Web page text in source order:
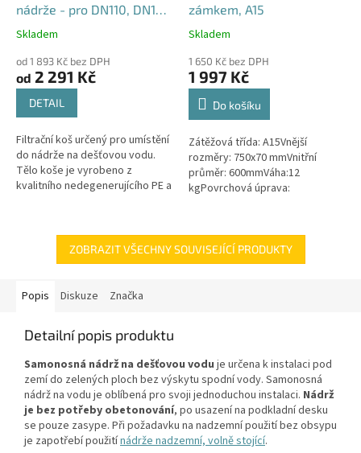
nádrže - pro DN110, DN125
i DN160
Průměrné
produktu
je
hvězdiček.
Skladem
od 1 893 Kč bez DPH
od 2 291 Kč
DETAIL
Filtrační koš určený pro umístění
do nádrže na dešťovou vodu.
Tělo koše je vyrobeno z
kvalitního nedegenerujícího PE a
zámkem, A15
Průměrné
produktu
je
4,5
hvězdiček.
Skladem
1 650 Kč bez DPH
1 997 Kč
Do košíku
Zátěžová třída: A15Vnější
rozměry: 750x70 mmVnitřní
průměr: 600mmVáha:12
kgPovrchová úprava:
vybaven 2 šrouby pro...
ZOBRAZIT VŠECHNY SOUVISEJÍCÍ PRODUKTY
Popis Diskuze Značka
Detailní popis produktu
Samonosná nádrž na dešťovou vodu je určena k instalaci pod
zemí do zelených ploch bez výskytu spodní vody. Samonosná
nádrž na vodu je oblíbená pro svoji jednoduchou instalaci. Nádrž
je bez potřeby obetonování, po usazení na podkladní desku
se pouze zasype. Při požadavku na nadzemní použití bez obsypu
je zapotřebí použitínádrže nadzemní, volně stojící.